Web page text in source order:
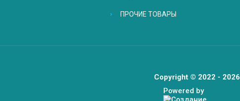
ПРОЧИЕ ТОВАРЫ
Copyright © 2022 - 2026
Powered by